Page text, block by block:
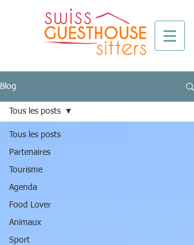
Blog
Tous les posts
Partenaires
Tourisme
Agenda
Food Lover
Animaux
Sport
Tous les posts